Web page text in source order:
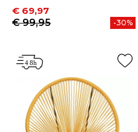
Prijs
€ 69,97
Normale prijs
€ 99,95
-30%